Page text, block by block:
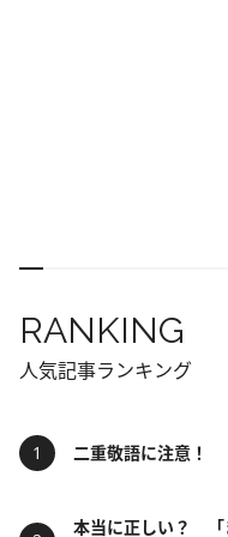
RANKING
人気記事ランキング
二重敬語に注意！
本当に正しい？ 「